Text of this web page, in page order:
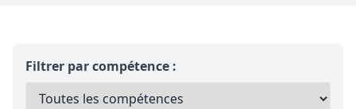
Filtrer par compétence :